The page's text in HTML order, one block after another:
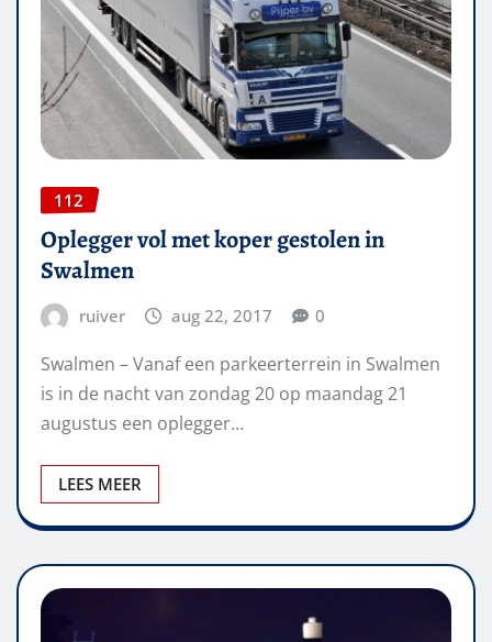
112
Oplegger vol met koper gestolen in
Swalmen
ruiver aug 22, 2017 0
Swalmen – Vanaf een parkeerterrein in Swalmen
is in de nacht van zondag 20 op maandag 21
augustus een oplegger…
LEES MEER